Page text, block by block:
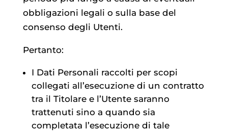
obbligazioni legali o sulla base del
consenso degli Utenti.
Pertanto:
I Dati Personali raccolti per scopi
collegati all’esecuzione di un contratto
tra il Titolare e l’Utente saranno
trattenuti sino a quando sia
completata l’esecuzione di tale